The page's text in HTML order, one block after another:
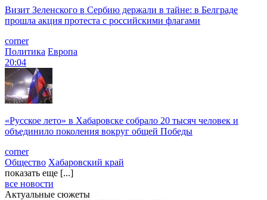
Визит Зеленского в Сербию держали в тайне: в Белграде
прошла акция протеста с российскими флагами
corner
Политика Европа
20:04
«Русское лето» в Хабаровске собрало 20 тысяч человек и
объединило поколения вокруг общей Победы
corner
Общество Хабаровский край
показать еще [...]
все новости
Актуальные сюжеты